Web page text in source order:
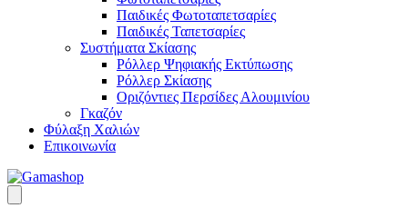
Παιδικές Φωτοταπετσαρίες
Παιδικές Ταπετσαρίες
Συστήματα Σκίασης
Ρόλλερ Ψηφιακής Εκτύπωσης
Ρόλλερ Σκίασης
Οριζόντιες Περσίδες Αλουμινίου
Γκαζόν
Φύλαξη Χαλιών
Επικοινωνία